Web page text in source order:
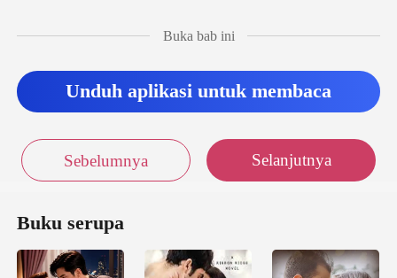
Buka bab ini
Unduh aplikasi untuk membaca
Sebelumnya Selanjutnya
Buku serupa